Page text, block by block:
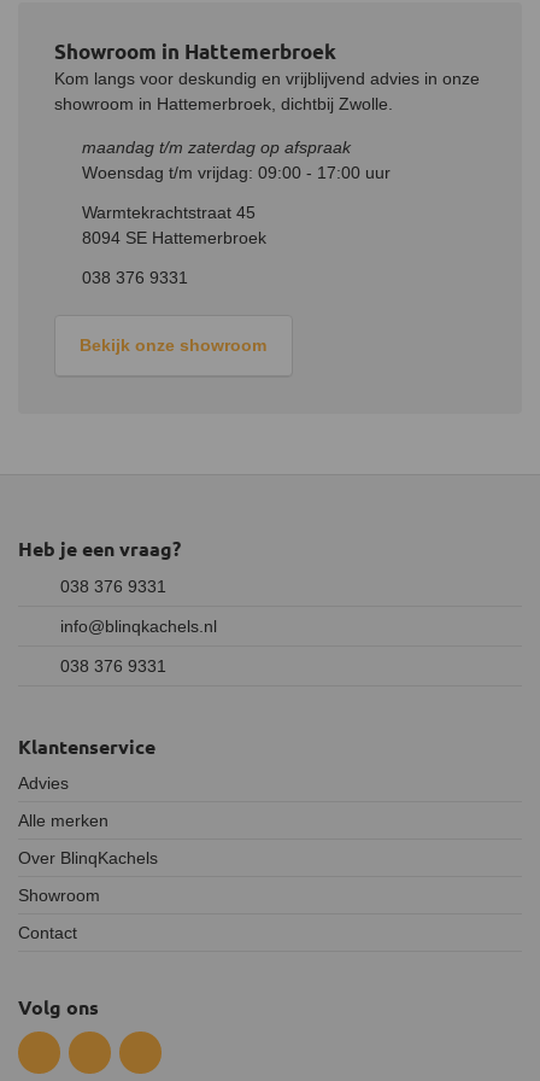
Hierbij heb je de mogelijkheid om elke dag van de week een
ander programma in te stellen.
Showroom in Hattemerbroek
Kom langs voor deskundig en vrijblijvend advies in onze
showroom in Hattemerbroek, dichtbij Zwolle.
maandag t/m zaterdag op afspraak
Woensdag t/m vrijdag: 09:00 - 17:00 uur
Warmtekrachtstraat 45
8094 SE Hattemerbroek
038 376 9331
Bekijk onze showroom
Heb je een vraag?
038 376 9331
info@blinqkachels.nl
038 376 9331
Klantenservice
Advies
Alle merken
Over BlinqKachels
Showroom
Contact
Volg ons